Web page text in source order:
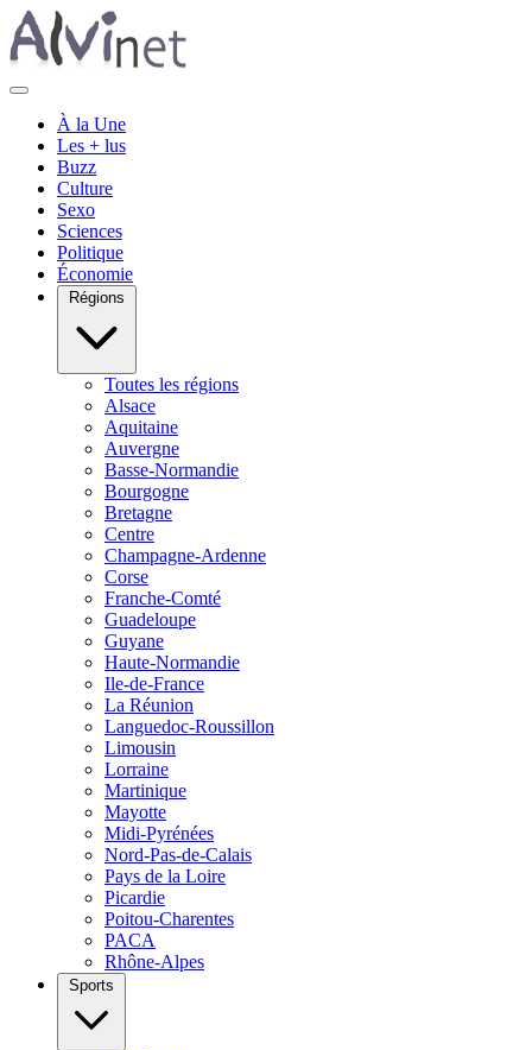
À la Une
Les + lus
Buzz
Culture
Sexo
Sciences
Politique
Économie
Régions
Toutes les régions
Alsace
Aquitaine
Auvergne
Basse-Normandie
Bourgogne
Bretagne
Centre
Champagne-Ardenne
Corse
Franche-Comté
Guadeloupe
Guyane
Haute-Normandie
Ile-de-France
La Réunion
Languedoc-Roussillon
Limousin
Lorraine
Martinique
Mayotte
Midi-Pyrénées
Nord-Pas-de-Calais
Pays de la Loire
Picardie
Poitou-Charentes
PACA
Rhône-Alpes
Sports